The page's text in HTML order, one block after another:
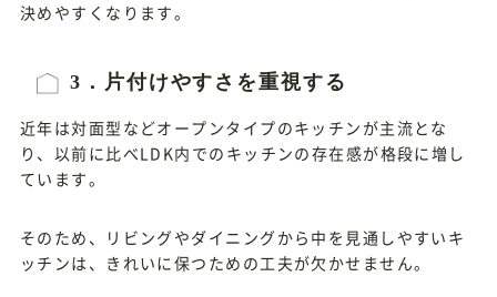
決めやすくなります。
3．片付けやすさを重視する
近年は対面型などオープンタイプのキッチンが主流とな
り、以前に比べLDK内でのキッチンの存在感が格段に増し
ています。
そのため、リビングやダイニングから中を見通しやすいキ
ッチンは、きれいに保つための工夫が欠かせません。